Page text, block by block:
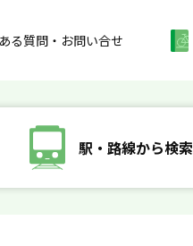
る質問・お問い合せ
駅・路線から検索